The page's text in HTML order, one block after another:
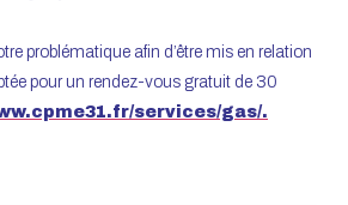
problématique afin d’être mis en relation
pour un rendez-vous gratuit de 30
services/gas/.